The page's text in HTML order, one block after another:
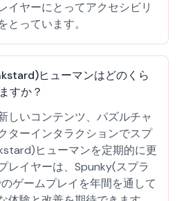
イヤーにとってアクセシビリ
とっています。
ヒューマンはどのくら
すか？
しいコンテンツ、パズルチャ
ターインタラクションでスプ
ヒューマンを定期的に更
レイヤーは、Spunky(スプラ
ゲームプレイを年間を通して